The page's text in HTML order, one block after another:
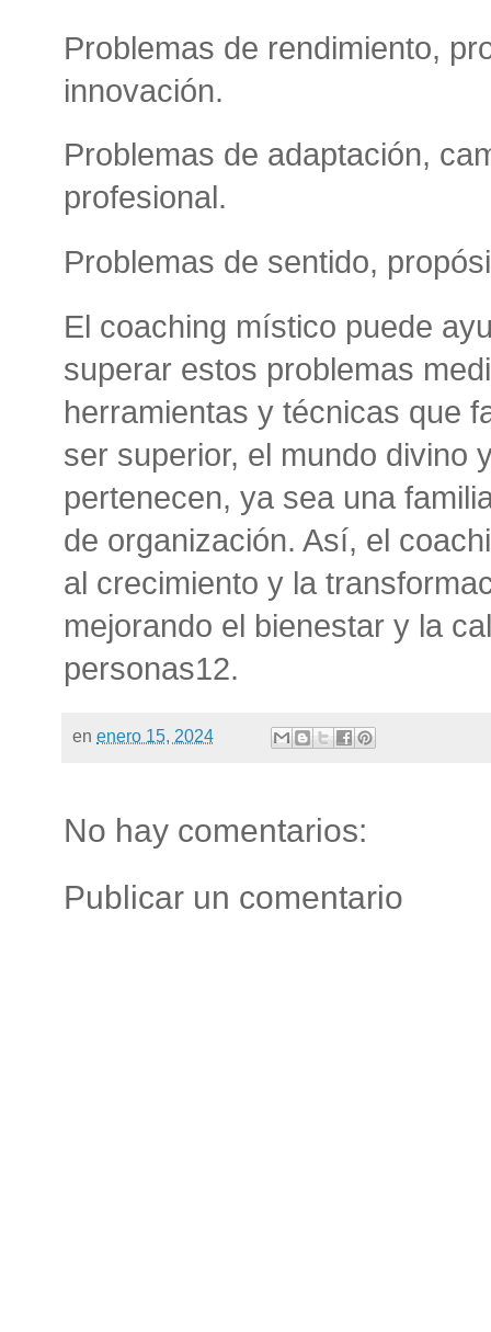
Problemas de rendimiento,
innovación.
Problemas de adaptación,
profesional.
Problemas de sentido,
El coaching místico puede
superar estos problemas
herramientas y técnicas que
ser superior, el mundo divino
pertenecen, ya sea una
de organización. Así, el
al crecimiento y la
mejorando el bienestar y la
personas12.
en enero 15, 2024
No hay comentarios:
Publicar un comentario